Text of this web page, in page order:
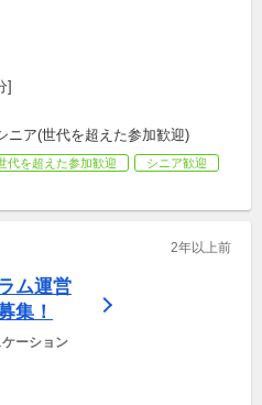
]
ニア(世代を超えた参加歓迎)
代を超えた参加歓迎
シニア歓迎
2年以上前
ム運営
集！
ーション